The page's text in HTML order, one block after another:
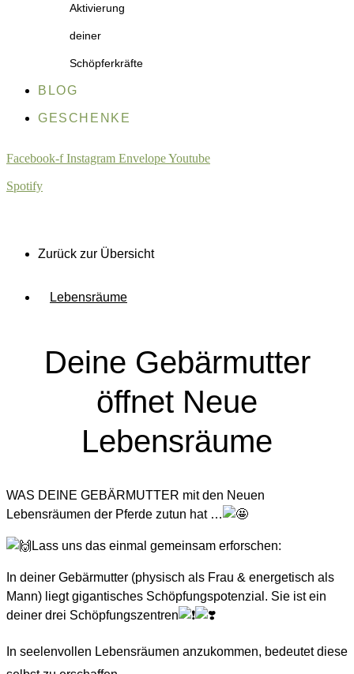
Aktivierung
deiner
Schöpferkräfte
BLOG
GESCHENKE
Facebook-f Instagram EnvelopeYoutube
Spotify
Zurück zur Übersicht
Lebensräume
Deine Gebärmutter
öffnet Neue
Lebensräume
WAS DEINE GEBÄRMUTTER mit den Neuen
Lebensräumen der Pferde zutun hat …
Lass uns das einmal gemeinsam erforschen:
In deiner Gebärmutter (physisch als Frau & energetisch als
Mann) liegt gigantisches Schöpfungspotenzial. Sie ist ein
deiner drei Schöpfungszentren
In seelenvollen Lebensräumen anzukommen, bedeutet diese